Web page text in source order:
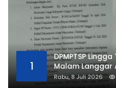
1
DPMPTSP
Malam Langgar
Rabu, 8 Juli 2026